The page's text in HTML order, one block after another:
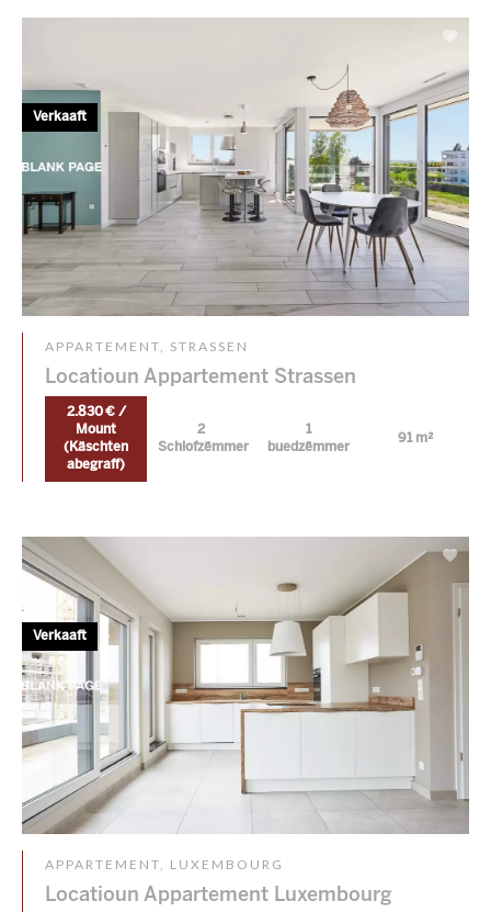
APPARTEMENT, STRASSEN
Locatioun Appartement Strassen
2.830 € /
Mount
(Käschten
abegraff)
2
Schlofzëmmer
1
buedzëmmer
91 m²
Verkaaft
APPARTEMENT, LUXEMBOURG
Locatioun Appartement Luxembourg
Verkaaft